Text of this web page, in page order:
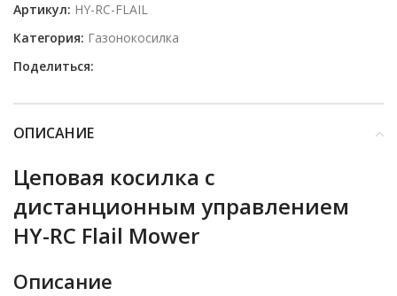
Артикул: HY-RC-FLAIL
Категория: Газонокосилка
Поделиться:
ОПИСАНИЕ
Цеповая косилка с
дистанционным управлением
HY-RC Flail Mower
Описание